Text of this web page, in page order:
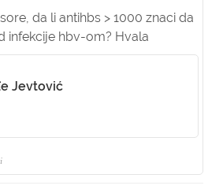
da li antihbs > 1000 znaci da
infekcije hbv-om? Hvala
Jevtović